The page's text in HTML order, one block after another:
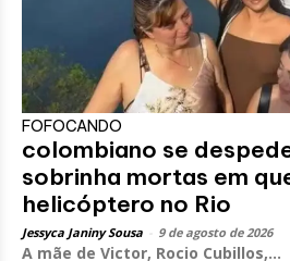
FOFOCANDO
colombiano se
sobrinha mortas em
helicóptero no Rio
Jessyca Janiny Sousa 9 de agosto de 2026
A mãe de Victor, Rocio Cubillos,...